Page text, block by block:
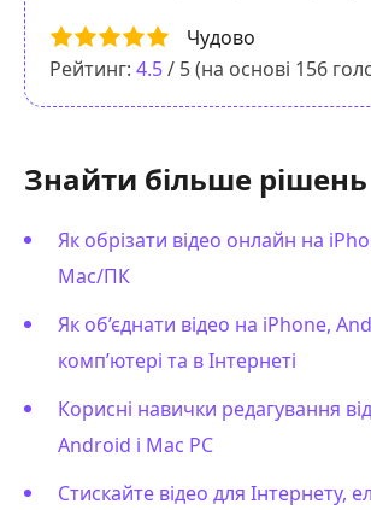
Чудово
Рейтинг: 4.5/ 5 (на основі 156
Знайти більше рішень
Як обрізати відео онлайн на
Mac/ПК
Як об’єднати відео на iPhone,
комп’ютері та в Інтернеті
Корисні навички редагування
Android і Mac PC
Стискайте відео для Інтернету,